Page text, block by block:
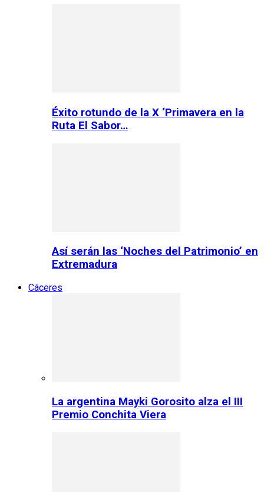
Éxito rotundo de la X ‘Primavera en la
Ruta El Sabor…
Así serán las ‘Noches del Patrimonio’ en
Extremadura
Cáceres
La argentina Mayki Gorosito alza el III
Premio Conchita Viera